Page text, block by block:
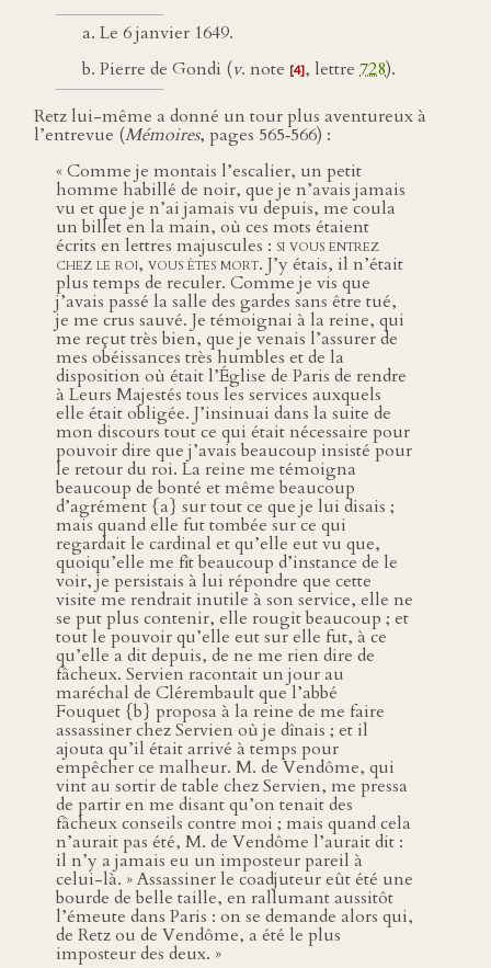
Le 6 janvier 1649.
Pierre de Gondi (v. note [4], lettre 728).
Retz lui-même a donné un tour plus aventureux à
l’entrevue (Mémoires, pages 565‑566) :
« Comme je montais l’escalier, un petit
homme habillé de noir, que je n’avais jamais
vu et que je n’ai jamais vu depuis, me coula
un billet en la main, où ces mots étaient
écrits en lettres majuscules : si vous entrez
chez le roi, vous êtes mort. J’y étais, il n’était
plus temps de reculer. Comme je vis que
j’avais passé la salle des gardes sans être tué,
je me crus sauvé. Je témoignai à la reine, qui
me reçut très bien, que je venais l’assurer de
mes obéissances très humbles et de la
disposition où était l’Église de Paris de rendre
à Leurs Majestés tous les services auxquels
elle était obligée. J’insinuai dans la suite de
mon discours tout ce qui était nécessaire pour
pouvoir dire que j’avais beaucoup insisté pour
le retour du roi. La reine me témoigna
beaucoup de bonté et même beaucoup
d’agrément {a} sur tout ce que je lui disais ;
mais quand elle fut tombée sur ce qui
regardait le cardinal et qu’elle eut vu que,
quoiqu’elle me fît beaucoup d’instance de le
voir, je persistais à lui répondre que cette
visite me rendrait inutile à son service, elle ne
se put plus contenir, elle rougit beaucoup ; et
tout le pouvoir qu’elle eut sur elle fut, à ce
qu’elle a dit depuis, de ne me rien dire de
fâcheux. Servien racontait un jour au
maréchal de Clérembault que l’abbé
Fouquet {b} proposa à la reine de me faire
assassiner chez Servien où je dînais ; et il
ajouta qu’il était arrivé à temps pour
empêcher ce malheur. M. de Vendôme, qui
vint au sortir de table chez Servien, me pressa
de partir en me disant qu’on tenait des
fâcheux conseils contre moi ; mais quand cela
n’aurait pas été, M. de Vendôme l’aurait dit :
il n’y a jamais eu un imposteur pareil à
celui-là. » Assassiner le coadjuteur eût été une
bourde de belle taille, en rallumant aussitôt
l’émeute dans Paris : on se demande alors qui,
de Retz ou de Vendôme, a été le plus
imposteur des deux. »